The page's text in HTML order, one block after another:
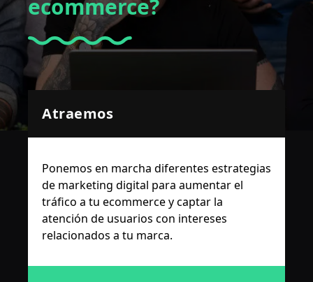
ecommerce?
Atraemos
Ponemos en marcha diferentes estrategias
de marketing digital para aumentar el
tráfico a tu ecommerce y captar la
atención de usuarios con intereses
relacionados a tu marca.